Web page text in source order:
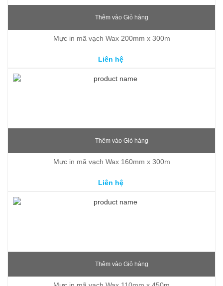
Thêm vào Giỏ hàng
Mực in mã vạch Wax 200mm x 300m
Liên hệ
Thêm vào Giỏ hàng
Mực in mã vạch Wax 160mm x 300m
Liên hệ
Thêm vào Giỏ hàng